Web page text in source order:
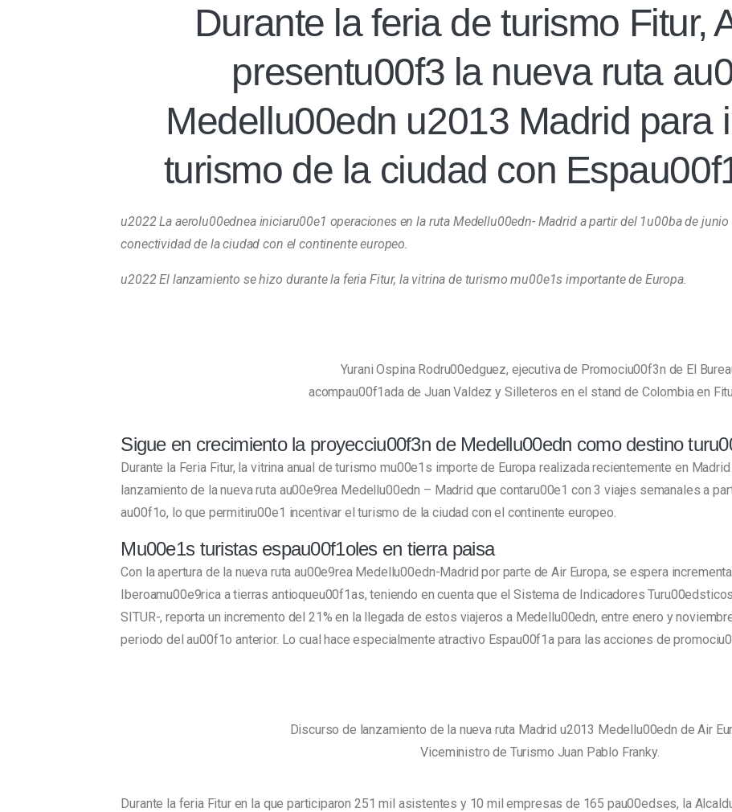
Durante la feria de turismo Fitur,
presentu00f3 la nueva ruta
Medellu00edn u2013 Madrid para
turismo de la ciudad con
u2022 La aerolu00ednea iniciaru00e1 operaciones en la ruta Medellu00edn- Madrid a partir del 1u00ba de
conectividad de la ciudad con el continente europeo.
u2022 El lanzamiento se hizo durante la feria Fitur, la vitrina de turismo mu00e1s importante de Europa.
Yurani Ospina Rodru00edguez, ejecutiva de Promociu00f3n de El
acompau00f1ada de Juan Valdez y Silleteros en el stand de Colombia en
Sigue en crecimiento la proyecciu00f3n de Medellu00edn como destino
Durante la Feria Fitur, la vitrina anual de turismo mu00e1s importe de Europa realizada recientemente en
lanzamiento de la nueva ruta au00e9rea Medellu00edn – Madrid que contaru00e1 con 3 viajes semanales a
au00f1o, lo que permitiru00e1 incentivar el turismo de la ciudad con el continente europeo.
Mu00e1s turistas espau00f1oles en tierra paisa
Con la apertura de la nueva ruta au00e9rea Medellu00edn-Madrid por parte de Air Europa, se espera
Iberoamu00e9rica a tierras antioqueu00f1as, teniendo en cuenta que el Sistema de Indicadores
SITUR-, reporta un incremento del 21% en la llegada de estos viajeros a Medellu00edn, entre enero y
periodo del au00f1o anterior. Lo cual hace especialmente atractivo Espau00f1a para las acciones de
Discurso de lanzamiento de la nueva ruta Madrid u2013 Medellu00edn de Air
Viceministro de Turismo Juan Pablo Franky.
Durante la feria Fitur en la que participaron 251 mil asistentes y 10 mil empresas de 165 pau00edses, la